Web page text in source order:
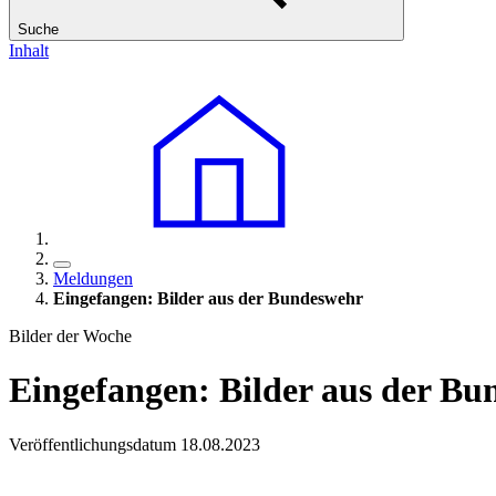
Suche
Inhalt
Meldungen
Eingefangen: Bilder aus der Bundeswehr
Bilder der Woche
Eingefangen: Bilder aus der
Veröffentlichungsdatum 18.08.2023